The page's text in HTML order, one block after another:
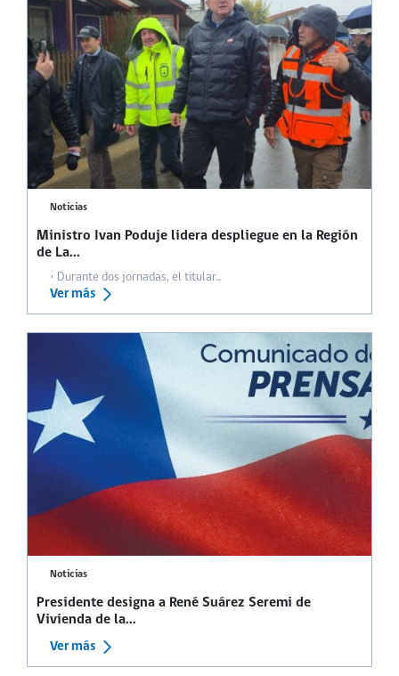
Noticias
Ministro Ivan Poduje lidera despliegue en la Región
de La...
• Durante dos jornadas, el titular...
Ver más
Noticias
Presidente designa a René Suárez Seremi de
Vivienda de la...
Ver más